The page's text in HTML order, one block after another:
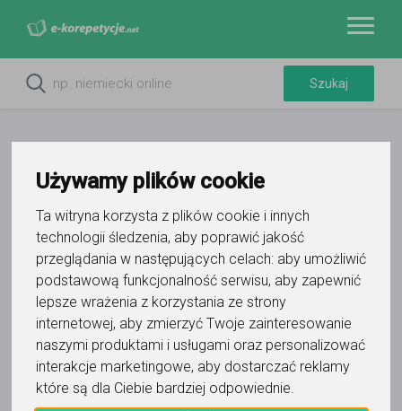
Używamy plików cookie
Ta witryna korzysta z plików cookie i innych
technologii śledzenia, aby poprawić jakość
przeglądania w następujących celach: aby umożliwić
podstawową funkcjonalność serwisu, aby zapewnić
lepsze wrażenia z korzystania ze strony
internetowej, aby zmierzyć Twoje zainteresowanie
naszymi produktami i usługami oraz personalizować
interakcje marketingowe, aby dostarczać reklamy
które są dla Ciebie bardziej odpowiednie.
Do ulubionych
Oznacz wystąpienie kontaktu
Magdalena Osak